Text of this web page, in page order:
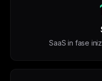
SaaS in fase